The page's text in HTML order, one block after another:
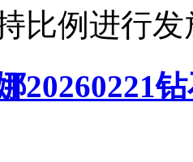
比例进行
20260221